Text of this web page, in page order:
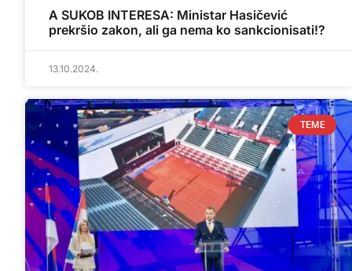
A SUKOB INTERESA: Ministar Hasičević
prekršio zakon, ali ga nema ko sankcionisati!?
13.10.2024.
TEME